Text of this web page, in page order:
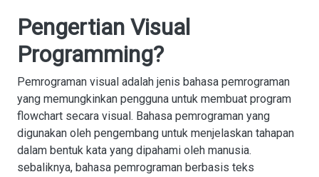
Pengertian Visual
Programming?
Pemrograman visual adalah jenis bahasa pemrograman
yang memungkinkan pengguna untuk membuat program
flowchart secara visual. Bahasa pemrograman yang
digunakan oleh pengembang untuk menjelaskan tahapan
dalam bentuk kata yang dipahami oleh manusia.
sebaliknya, bahasa pemrograman berbasis teks